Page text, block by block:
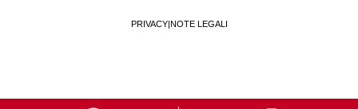
PRIVACY|NOTE LEGALI